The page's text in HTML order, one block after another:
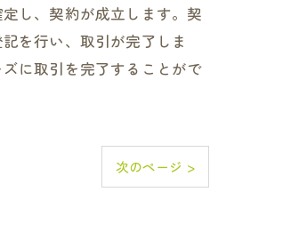
し、契約が成立します。契
を行い、取引が完了しま
に取引を完了することがで
次のページ >